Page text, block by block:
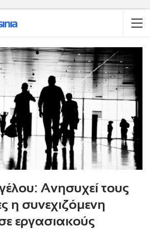
Ανησυχεί τους
η συνεχιζόμενη
εργασιακούς